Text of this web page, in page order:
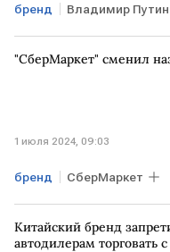
бренд Владимир Путин
Кабмин
"СберМаркет" сменил
1 июля 2024, 09:03
бренд СберМаркет
Китайский бренд
автодилерам торговать